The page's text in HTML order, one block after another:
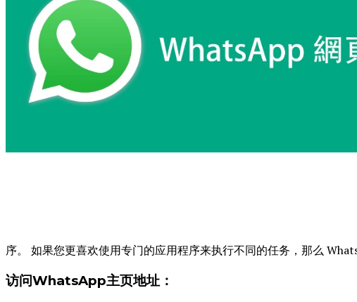
序。 如果您更喜欢使用专门的应用程序来执行不同的任务，那么
访问WhatsApp主页地址：